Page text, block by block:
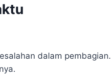
dalam pembagian.